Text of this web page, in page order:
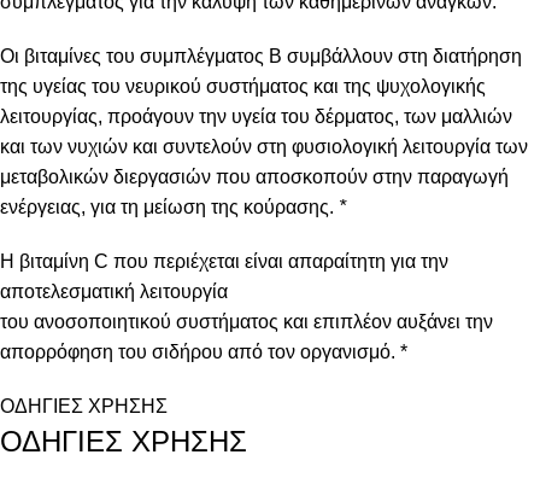
Οι βιταμίνες του συμπλέγματος Β συμβάλλουν στη διατήρηση
της υγείας του νευρικού συστήματος και της ψυχολογικής
λειτουργίας, προάγουν την υγεία του δέρματος, των μαλλιών
και των νυχιών και συντελούν στη φυσιολογική λειτουργία των
μεταβολικών διεργασιών που αποσκοπούν στην παραγωγή
ενέργειας, για τη μείωση της κούρασης. *
Η βιταμίνη C που περιέχεται είναι απαραίτητη για την
αποτελεσματική λειτουργία
του ανοσοποιητικού συστήματος και επιπλέον αυξάνει την
απορρόφηση του σιδήρου από τον οργανισμό. *
ΟΔΗΓΙΕΣ ΧΡΗΣΗΣ
ΟΔΗΓΙΕΣ ΧΡΗΣΗΣ